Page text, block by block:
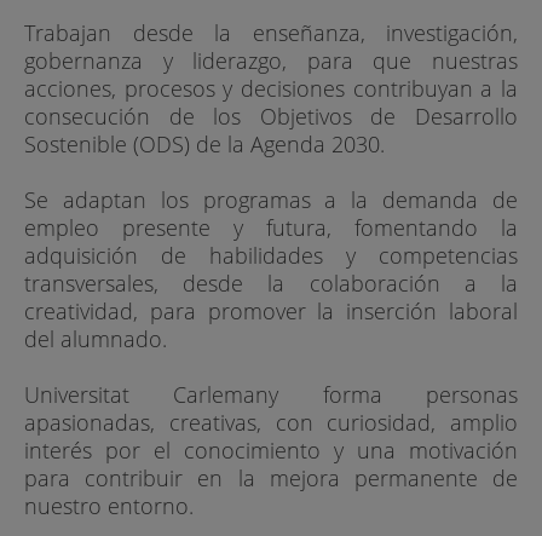
Trabajan desde la enseñanza, investigación,
gobernanza y liderazgo, para que nuestras
acciones, procesos y decisiones contribuyan a la
consecución de los Objetivos de Desarrollo
Sostenible (ODS) de la Agenda 2030.
Se adaptan los programas a la demanda de
empleo presente y futura, fomentando la
adquisición de habilidades y competencias
transversales, desde la colaboración a la
creatividad, para promover la inserción laboral
del alumnado.
Universitat Carlemany forma personas
apasionadas, creativas, con curiosidad, amplio
interés por el conocimiento y una motivación
para contribuir en la mejora permanente de
nuestro entorno.